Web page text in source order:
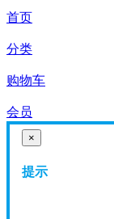
首页
分类
购物车
会员
×
提示